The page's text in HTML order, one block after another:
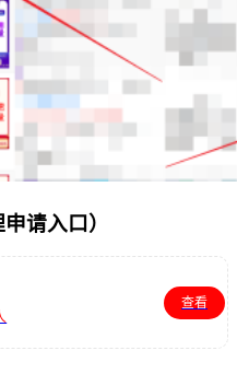
请入口）
查看